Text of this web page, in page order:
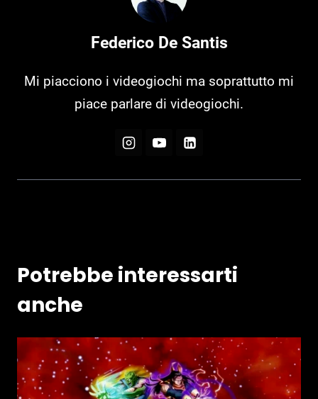
Federico De Santis
Mi piacciono i videogiochi ma soprattutto mi
piace parlare di videogiochi.
Potrebbe interessarti
anche